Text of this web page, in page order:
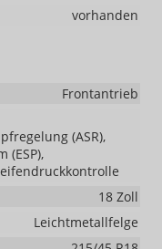
vorhanden
Frontantrieb
(ASR),
(ESP),
18 Zoll
Leichtmetallfelge